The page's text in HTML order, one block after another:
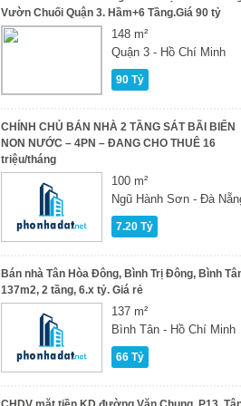
Vườn Chuối Quận 3. Hầm+6 Tầng.Giá 90 tỷ
148 m²
Quận 3 - Hồ Chí Minh
90 Tỷ
CHÍNH CHỦ BÁN NHÀ 2 TẦNG SÁT BÃI BIỂN
NON NƯỚC – 4PN – ĐANG CHO THUÊ 16
triệu/tháng
100 m²
Ngũ Hành Sơn - Đà
7.20 Tỷ
Bán nhà Tân Hòa Đông, Bình Trị Đông, Bình
137m2, 2 tầng, 6.x tỷ. Giá rẻ
137 m²
Bình Tân - Hồ Chí Minh
66 Tỷ